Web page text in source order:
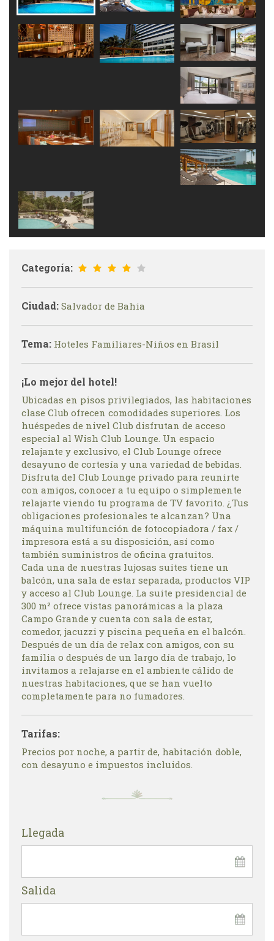
Categoría:
Ciudad: Salvador de Bahia
Tema: Hoteles Familiares-Niños en Brasil
¡Lo mejor del hotel!
Ubicadas en pisos privilegiados, las habitaciones
clase Club ofrecen comodidades superiores. Los
huéspedes de nivel Club disfrutan de acceso
especial al Wish Club Lounge. Un espacio
relajante y exclusivo, el Club Lounge ofrece
desayuno de cortesía y una variedad de bebidas.
Disfruta del Club Lounge privado para reunirte
con amigos, conocer a tu equipo o simplemente
relajarte viendo tu programa de TV favorito. ¿Tus
obligaciones profesionales te alcanzan? Una
máquina multifunción de fotocopiadora / fax /
impresora está a su disposición, así como
también suministros de oficina gratuitos.
Cada una de nuestras lujosas suites tiene un
balcón, una sala de estar separada, productos VIP
y acceso al Club Lounge. La suite presidencial de
300 m² ofrece vistas panorámicas a la plaza
Campo Grande y cuenta con sala de estar,
comedor, jacuzzi y piscina pequeña en el balcón.
Después de un día de relax con amigos, con su
familia o después de un largo día de trabajo, lo
invitamos a relajarse en el ambiente cálido de
nuestras habitaciones, que se han vuelto
completamente para no fumadores.
Tarifas:
Precios por noche, a partir de, habitación doble,
con desayuno e impuestos incluidos.
Llegada
Salida